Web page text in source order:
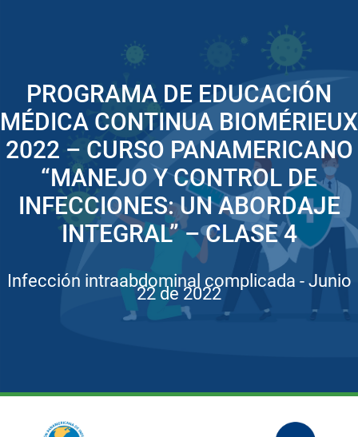
PROGRAMA DE EDUCACIÓN
MÉDICA CONTINUA BIOMÉRIEUX
2022 – CURSO PANAMERICANO
“MANEJO Y CONTROL DE
INFECCIONES: UN ABORDAJE
INTEGRAL” – CLASE 4
Infección intraabdominal complicada - Junio
22 de 2022